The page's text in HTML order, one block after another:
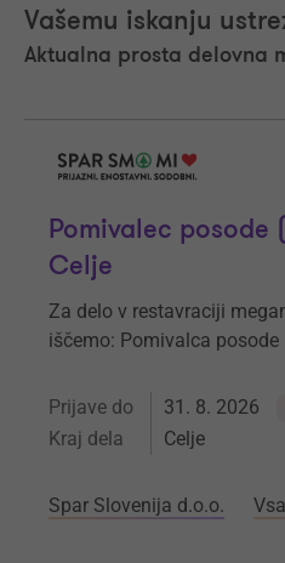
Vašemu iskanju
Aktualna prosta delovna
Pomivalec
Celje
Za delo v restavraciji
iščemo: Pomivalca
Prijave do 31. 8. 2026
Kraj dela Celje
Spar Slovenija d.o.o.